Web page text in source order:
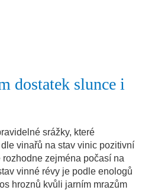
dostatek slunce i
srážky, které
vinařů na stav vinic pozitivní
zejména počasí na
vinné révy je podle enologů
hroznů kvůli jarním mrazům